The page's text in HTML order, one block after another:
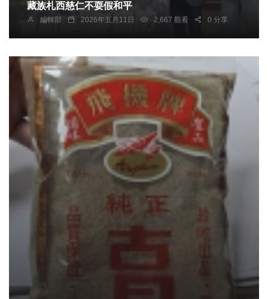
藏族札西慈仁不耍假和平
編輯部 2026年五月11日 2,667 觀看 0 分享